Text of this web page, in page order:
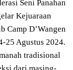
Seni Panahan
Kejuaraan
Camp D’Wangen
25 Agustus 2024.
tradisional